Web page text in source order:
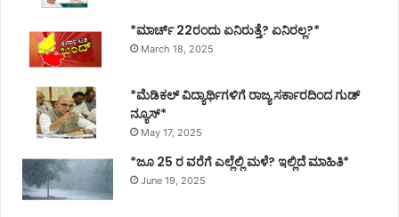
*ಮಾರ್ಚ್ 22ರಂದು ಏನಿರುತ್ತೆ? ಏನಿರಲ್ಲ?*
March 18, 2025
*ಮೆಡಿಕಲ್ ವಿದ್ಯಾರ್ಥಿಗಳಿಗೆ ರಾಜ್ಯ ಸರ್ಕಾರದಿಂದ ಗುಡ್
ನ್ಯೂಸ್*
May 17, 2025
*ಜೂ 25 ರ ವರೆಗೆ ಎಲ್ಲೆಲ್ಲಿ ಮಳೆ? ಇಲ್ಲಿದೆ ಮಾಹಿತಿ*
June 19, 2025